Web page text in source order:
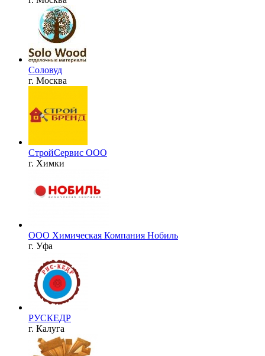
Соловуд
г. Москва
СтройСервис ООО
г. Химки
ООО Химическая Компания Нобиль
г. Уфа
РУСКЕДР
г. Калуга